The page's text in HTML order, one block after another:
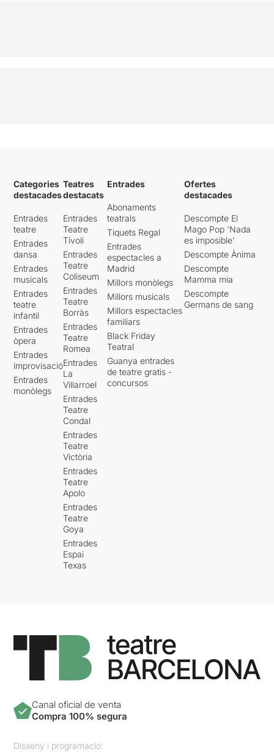
Categories
destacades
Entrades
teatre
Entrades
dansa
Entrades
musicals
Entrades
teatre
infantil
Entrades
òpera
Entrades
improvisació
Entrades
monòlegs
Teatres
destacats
Entrades
Teatre
Tívoli
Entrades
Teatre
Coliseum
Entrades
Teatre
Borràs
Entrades
Teatre
Romea
Entrades
La
Villarroel
Entrades
Teatre
Condal
Entrades
Teatre
Victòria
Entrades
Teatre
Apolo
Entrades
Teatre
Goya
Entrades
Espai
Texas
Entrades
Abonaments
teatrals
Tiquets Regal
Entrades
espectacles a
Madrid
Millors monòlegs
Millors musicals
Millors espectacles
familiars
Black Friday
Teatral
Guanya entrades
de teatre gratis -
concursos
Ofertes
destacades
Descompte El
Mago Pop 'Nada
es imposible'
Descompte Ànima
Descompte
Mamma mia
Descompte
Germans de sang
Canal oficial de venta
Compra 100% segura
Disseny i programació: